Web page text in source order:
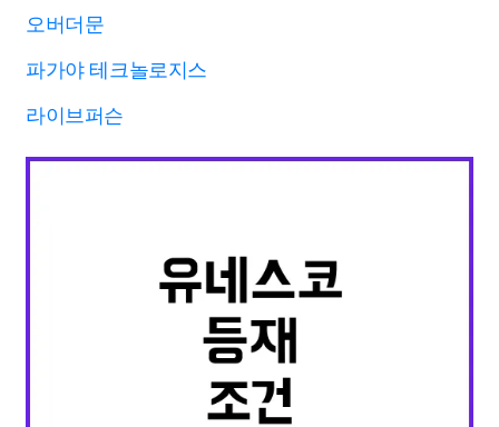
오버더문
파가야 테크놀로지스
라이브퍼슨